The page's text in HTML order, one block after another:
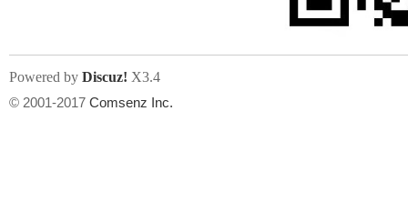
Powered by Discuz! X3.4
© 2001-2017 Comsenz Inc.